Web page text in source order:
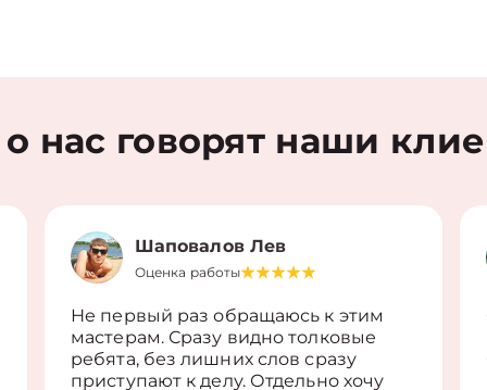
нас говорят наши
Шаповалов Лев
Оценка работы
Не первый раз обращаюсь к этим
мастерам. Сразу видно толковые
ребята, без лишних слов сразу
приступают к делу. Отдельно хочу